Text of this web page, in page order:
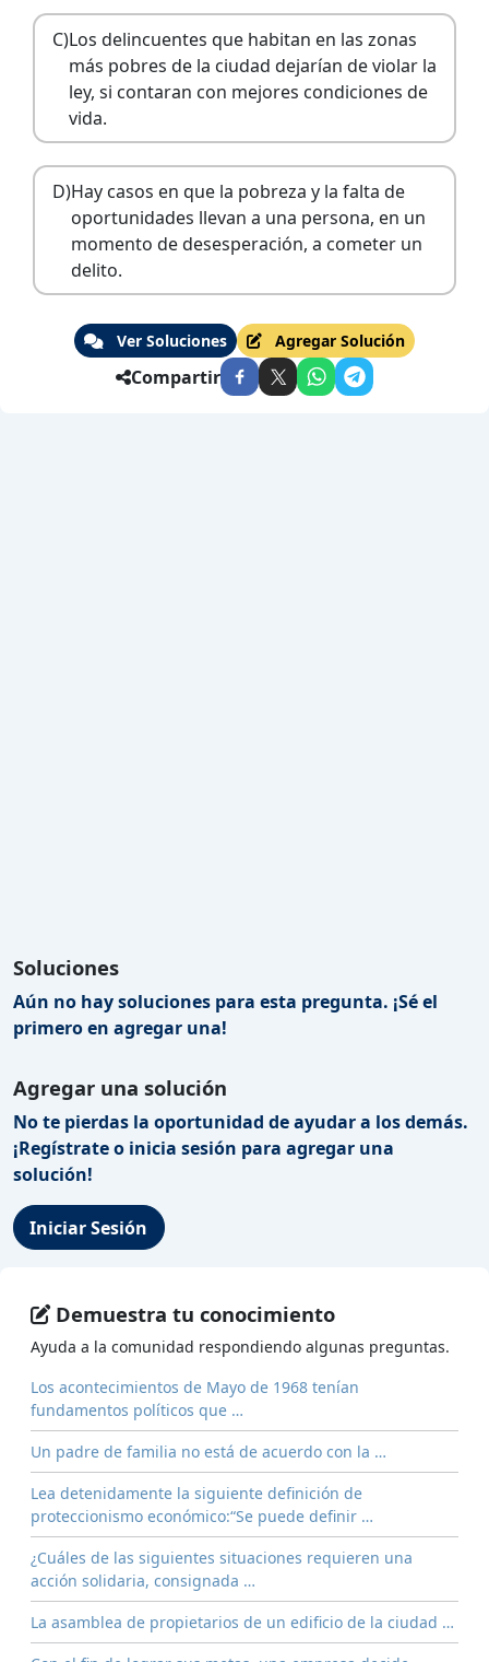
C)Los delincuentes que habitan en las zonas
más pobres de la ciudad dejarían de violar la
ley, si contaran con mejores condiciones de
vida.
D)Hay casos en que la pobreza y la falta de
oportunidades llevan a una persona, en un
momento de desesperación, a cometer un
delito.
Ver Soluciones Agregar Solución
Compartir
Soluciones
Aún no hay soluciones para esta pregunta. ¡Sé el
primero en agregar una!
Agregar una solución
No te pierdas la oportunidad de ayudar a los demás.
¡Regístrate o inicia sesión para agregar una
solución!
Iniciar Sesión
Demuestra tu conocimiento
Ayuda a la comunidad respondiendo algunas preguntas.
Los acontecimientos de Mayo de 1968 tenían
fundamentos políticos que …
Un padre de familia no está de acuerdo con la …
Lea detenidamente la siguiente definición de
proteccionismo económico:“Se puede definir …
¿Cuáles de las siguientes situaciones requieren una
acción solidaria, consignada …
La asamblea de propietarios de un edificio de la ciudad …